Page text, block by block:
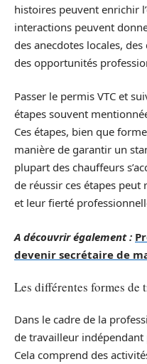
histoires peuvent enrichir
interactions peuvent
des anecdotes locales,
des opportunités
Passer le permis VTC et
étapes souvent
Ces étapes, bien que
manière de garantir un
plupart des chauffeurs
de réussir ces étapes
et leur fierté
A découvrir également :
devenir secrétaire de
Les différentes formes de
Dans le cadre de la
de travailleur
Cela comprend des